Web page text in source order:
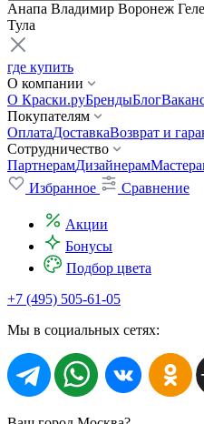
Анапа Владимир Воронеж
Тула
где купить
О компании
О Краски.руБрендыБлог
Покупателям
ОплатаДоставкаВозврат и
Сотрудничество
ПартнерамДизайнерам
Избранное
Сравнение
Акции
Бонусы
Подбор цвета
+7 (495) 505-61-05
Мы в социальных сетях: